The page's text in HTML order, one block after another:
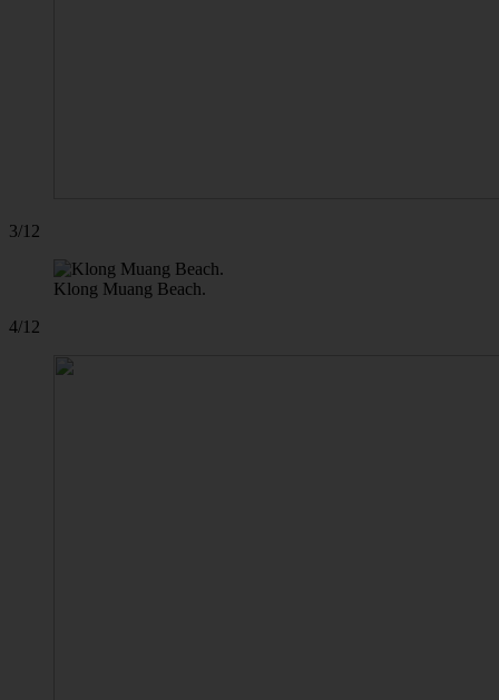
3/12
Klong Muang Beach.
4/12